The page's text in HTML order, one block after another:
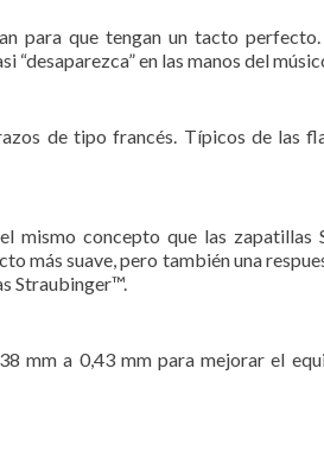
para que tengan un tacto
en las manos del
de tipo francés. Típicos de las
mismo concepto que las
más suave, pero también una
Straubinger™.
mm a 0,43 mm para mejorar el